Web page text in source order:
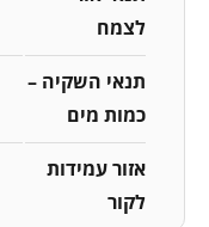
לצמח
תנאי השקיה –
כמות מים
אזור עמידות
לקור